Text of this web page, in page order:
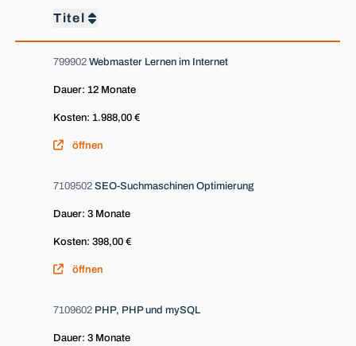
Titel
799902 Webmaster Lernen im Internet
Dauer: 12 Monate
Kosten: 1.988,00 €
öffnen
7109502 SEO-Suchmaschinen Optimierung
Dauer: 3 Monate
Kosten: 398,00 €
öffnen
7109602 PHP, PHP und mySQL
Dauer: 3 Monate